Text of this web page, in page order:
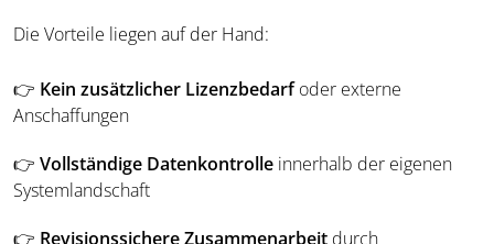
Die Vorteile liegen auf der Hand:
👉 Kein zusätzlicher Lizenzbedarfoder externe
Anschaffungen
👉 Vollständige Datenkontrolle innerhalb der eigenen
Systemlandschaft
👉 Revisionssichere Zusammenarbeit durch